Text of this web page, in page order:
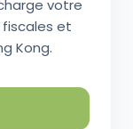
votre
et
Kong.